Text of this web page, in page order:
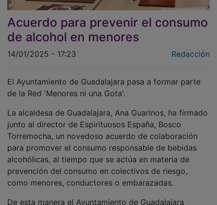
Acuerdo para prevenir el consumo
de alcohol en menores
de la Red 'Menores ni una Gota'.
junto al director de Espirituosos España, Bosco
Torremocha, un novedoso acuerdo de colaboración
para promover el consumo responsable de bebidas
alcohólicas, al tiempo que se actúa en materia de
prevención del consumo en colectivos de riesgo,
como menores, conductores o embarazadas.